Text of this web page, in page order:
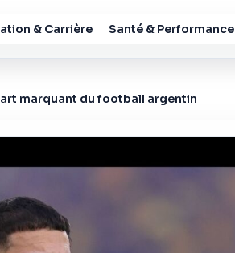
& Carrière Santé & Performance
marquant du football argentin